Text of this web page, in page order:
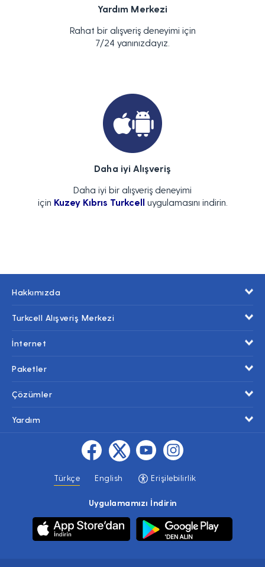
Yardım Merkezi
Rahat bir alışveriş deneyimi için
7/24 yanınızdayız.
Daha iyi Alışveriş
Daha iyi bir alışveriş deneyimi
için Kuzey Kıbrıs Turkcell uygulamasını indirin.
Hakkımızda
Turkcell Alışveriş Merkezi
İnternet
Paketler
Çözümler
Yardım
Türkçe English Erişilebilirlik
Uygulamamızı İndirin